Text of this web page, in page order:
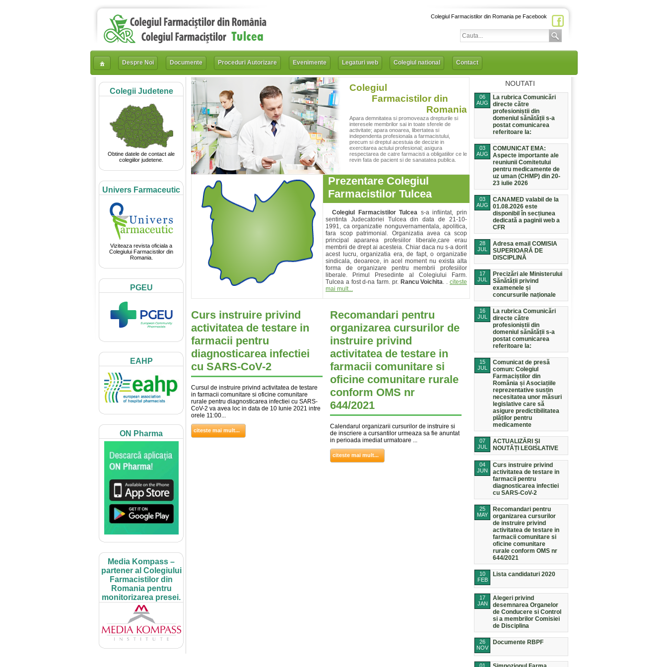
Colegiul Farmacistilor din Romania pe Facebook
Despre Noi Documente Proceduri Autorizare Evenimente Legaturi web Colegiul national Contact
Colegii Judetene
Obtine datele de contact ale
colegiilor judetene.
Univers Farmaceutic
Viziteaza revista oficiala a
Colegiului Farmacistilor din
Romania.
PGEU
EAHP
ON Pharma
Media Kompass –
partener al Colegiului
Farmacistilor din
Romania pentru
monitorizarea presei.
Colegiul
Farmacistilor din
Romania
Apara demnitatea si promoveaza drepturile si
interesele membrilor sai in toate sferele de
activitate; apara onoarea, libertatea si
independenta profesionala a farmacistului,
precum si dreptul acestuia de decizie in
exercitarea actului profesional; asigura
respectarea de catre farmacisti a obligatiilor ce le
revin fata de pacient si de sanatatea publica.
Prezentare Colegiul
Farmacistilor Tulcea
Colegiul Farmacistilor Tulcea s-a infiintat, prin
sentinta Judecatoriei Tulcea din data de 21-10-
1991, ca organizatie nonguvernamentala, apolitica,
fara scop patrimonial. Organizatia avea ca scop
principal apararea profesiilor liberale,care erau
membrii de drept ai acesteia. Chiar daca nu s-a dorit
acest lucru, organizatia era, de fapt, o organizatie
sindicala, deoarece, in acel moment nu exista alta
forma de organizare pentru membrii profesiilor
liberale. Primul Presedinte al Colegiului Farm.
Tulcea a fost d-na farm. pr.Rancu Voichita. .citeste
mai mult...
NOUTATI
06
AUG
La rubrica Comunicări
directe către
profesioniștii din
domeniul sănătății s-a
postat comunicarea
referitoare la:
03
AUG
COMUNICAT EMA:
Aspecte importante ale
reuniunii Comitetului
pentru medicamente de
uz uman (CHMP) din 20-
23 iulie 2026
03
AUG
CANAMED valabil de la
01.08.2026 este
disponibil în secțiunea
dedicată a paginii web a
CFR
28
JUL
Adresa email COMISIA
SUPERIOARĂ DE
DISCIPLINĂ
17
JUL
Precizări ale Ministerului
Sănătății privind
examenele și
concursurile naționale
16
JUL
La rubrica Comunicări
directe către
profesioniștii din
domeniul sănătății s-a
postat comunicarea
referitoare la:
15
JUL
Comunicat de presă
comun: Colegiul
Farmaciștilor din
România și Asociațiile
reprezentative susțin
necesitatea unor măsuri
legislative care să
asigure predictibilitatea
plăților pentru
medicamente
07
JUL
ACTUALIZĂRI ȘI
NOUTĂȚI LEGISLATIVE
04
JUN
Curs instruire privind
activitatea de testare in
farmacii pentru
diagnosticarea infectiei
cu SARS-CoV-2
25
MAY
Recomandari pentru
organizarea cursurilor
de instruire privind
activitatea de testare in
farmacii comunitare si
oficine comunitare
rurale conform OMS nr
644/2021
10
FEB
Lista candidaturi 2020
17
JAN
Alegeri privind
desemnarea Organelor
de Conducere si Control
si a membrilor Comisiei
de Disciplina
26
NOV
Documente RBPF
01
Curs instruire privind
activitatea de testare in
farmacii pentru
diagnosticarea infectiei
cu SARS-CoV-2
Cursul de instruire privind activitatea de testare
in farmacii comunitare si oficine comunitare
rurale pentru diagnosticarea infectiei cu SARS-
CoV-2 va avea loc in data de 10 Iunie 2021 intre
orele 11:00...
citeste mai mult...
Recomandari pentru
organizarea cursurilor de
instruire privind
activitatea de testare in
farmacii comunitare si
oficine comunitare rurale
conform OMS nr
644/2021
Calendarul organizarii cursurilor de instruire si
de inscriere a cursantilor urmeaza sa fie anuntat
in perioada imediat urmatoare ...
citeste mai mult...